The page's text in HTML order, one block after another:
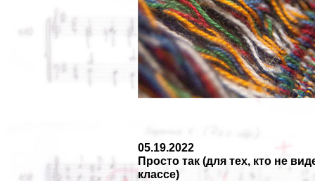
05.19.2022
Просто так (для тех, кто не
классе)